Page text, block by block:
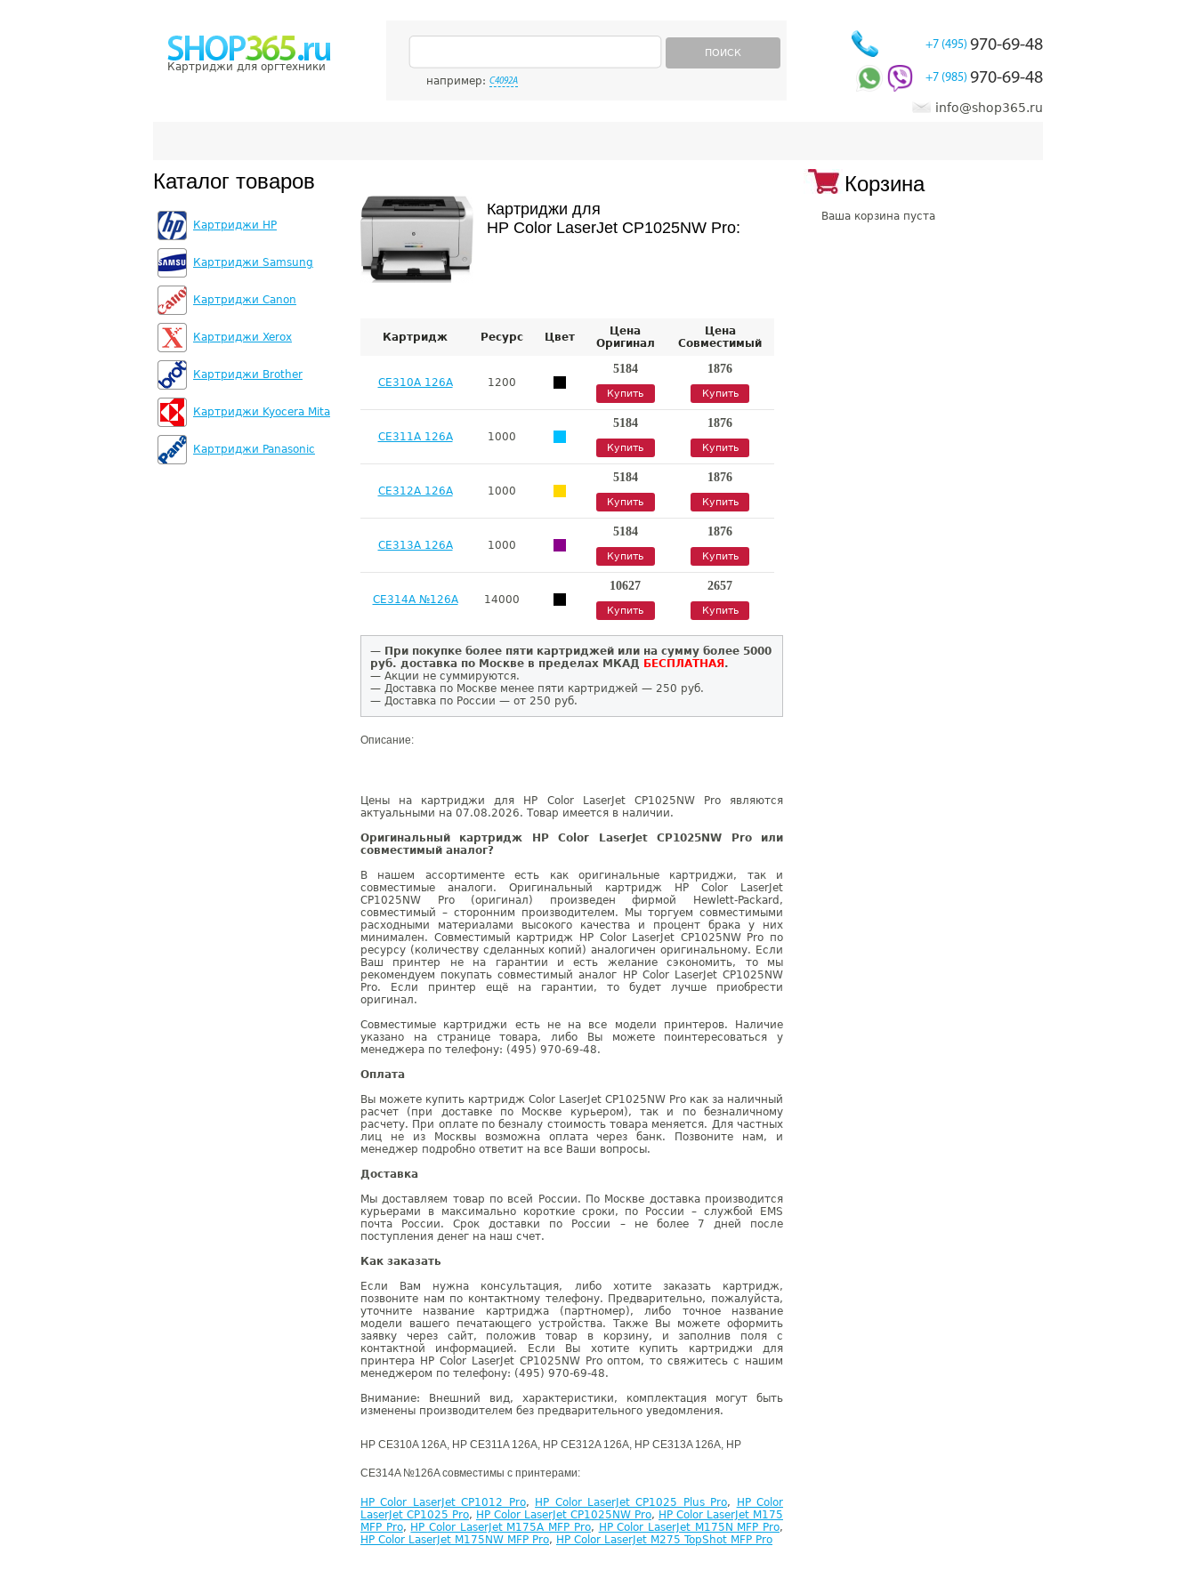
Картриджи для оргтехники
ПОИСК
например: C4092A
+7 (495) 970-69-48
+7 (985) 970-69-48
info@shop365.ru
Каталог товаров
Картриджи HP
Картриджи Samsung
Картриджи Canon
Картриджи Xerox
Картриджи Brother
Картриджи Kyocera Mita
Картриджи Panasonic
Картриджи для
HP Color LaserJet CP1025NW Pro:
Картридж Ресурс Цвет
Цена
Оригинал
Цена
Совместимый
CE310A 126A 1200
5184
Купить
1876
Купить
CE311A 126A 1000
5184
Купить
1876
Купить
CE312A 126A 1000
5184
Купить
1876
Купить
CE313A 126A 1000
5184
Купить
1876
Купить
CE314A №126A 14000
10627
Купить
2657
Купить
— При покупке более пяти картриджей или на сумму более 5000
руб. доставка по Москве в пределах МКАД БЕСПЛАТНАЯ .
— Акции не суммируются.
— Доставка по Москве менее пяти картриджей — 250 руб.
— Доставка по России — от 250 руб.
Описание:
Цены на картриджи для HP Color LaserJet CP1025NW Pro являются
актуальными на 07.08.2026. Товар имеется в наличии.
Оригинальный картридж HP Color LaserJet CP1025NW Pro или
совместимый аналог?
В нашем ассортименте есть как оригинальные картриджи, так и
совместимые аналоги. Оригинальный картридж HP Color LaserJet
CP1025NW Pro (оригинал) произведен фирмой Hewlett-Packard,
совместимый – сторонним производителем. Мы торгуем совместимыми
расходными материалами высокого качества и процент брака у них
минимален. Совместимый картридж HP Color LaserJet CP1025NW Pro по
ресурсу (количеству сделанных копий) аналогичен оригинальному. Если
Ваш принтер не на гарантии и есть желание сэкономить, то мы
рекомендуем покупать совместимый аналог HP Color LaserJet CP1025NW
Pro. Если принтер ещё на гарантии, то будет лучше приобрести
оригинал.
Совместимые картриджи есть не на все модели принтеров. Наличие
указано на странице товара, либо Вы можете поинтересоваться у
менеджера по телефону: (495) 970-69-48.
Оплата
Вы можете купить картридж Color LaserJet CP1025NW Pro как за наличный
расчет (при доставке по Москве курьером), так и по безналичному
расчету. При оплате по безналу стоимость товара меняется. Для частных
лиц не из Москвы возможна оплата через банк. Позвоните нам, и
менеджер подробно ответит на все Ваши вопросы.
Доставка
Мы доставляем товар по всей России. По Москве доставка производится
курьерами в максимально короткие сроки, по России – службой EMS
почта России. Срок доставки по России – не более 7 дней после
поступления денег на наш счет.
Как заказать
Если Вам нужна консультация, либо хотите заказать картридж,
позвоните нам по контактному телефону. Предварительно, пожалуйста,
уточните название картриджа (партномер), либо точное название
модели вашего печатающего устройства. Также Вы можете оформить
заявку через сайт, положив товар в корзину, и заполнив поля с
контактной информацией. Если Вы хотите купить картриджи для
принтера HP Color LaserJet CP1025NW Pro оптом, то свяжитесь с нашим
менеджером по телефону: (495) 970-69-48.
Внимание: Внешний вид, характеристики, комплектация могут быть
изменены производителем без предварительного уведомления.
HP CE310A 126A, HP CE311A 126A, HP CE312A 126A, HP CE313A 126A, HP
CE314A №126A совместимы с принтерами:
HP Color LaserJet CP1012 Pro, HP Color LaserJet CP1025 Plus Pro,
HP Color
LaserJet CP1025 Pro, HP Color LaserJet CP1025NW Pro, HP Color LaserJet M175
MFP Pro, HP Color LaserJet M175A MFP Pro, HP Color LaserJet M175N MFP Pro,
HP Color LaserJet M175NW MFP Pro, HP Color LaserJet M275 TopShot MFP Pro
Корзина
Ваша корзина пуста